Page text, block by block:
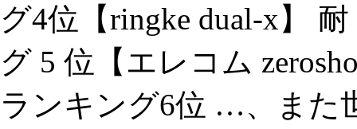
グ4位【ringke dual-x】
グ 5 位【エレコム
ランキング6位 …、また